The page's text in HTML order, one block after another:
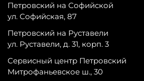
Петровский на Софийской
ул. Софийская, 87
Петровский на Руставели
ул. Руставели, д. 31, корп. 3
Сервисный центр Петровский
Митрофаньевское ш., 30